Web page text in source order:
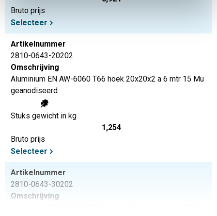
Bruto prijs
Selecteer
Artikelnummer
2810-0643-20202
Omschrijving
Aluminium EN AW-6060 T66 hoek 20x20x2 a 6 mtr 15 Mu
geanodiseerd
Stuks gewicht in kg
1,254
Bruto prijs
Selecteer
Artikelnummer
2810-0643-30202
Omschrijving